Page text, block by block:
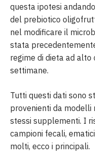
questa ipotesi
del prebiotico
nel modificare il
stata
regime di dieta ad
settimane.
Tutti questi dati sono
provenienti da modelli
stessi supplementi. I
campioni fecali,
molti, ecco i principali.